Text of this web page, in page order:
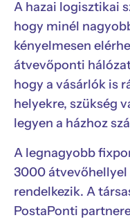
A hazai logisztikai
hogy minél
kényelmesen
átvevőponti
hogy a vásárlók is
helyekre, szükség
legyen a házhoz
A legnagyobb
3000 átvevőhellyel
rendelkezik. A
PostaPonti